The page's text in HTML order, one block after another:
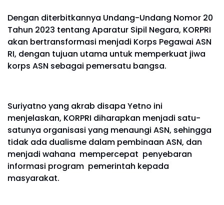
Dengan diterbitkannya Undang-Undang Nomor 20
Tahun 2023 tentang Aparatur Sipil Negara, KORPRI
akan bertransformasi menjadi Korps Pegawai ASN
RI, dengan tujuan utama untuk memperkuat jiwa
korps ASN sebagai pemersatu bangsa.
Suriyatno yang akrab disapa Yetno ini
menjelaskan, KORPRI diharapkan menjadi satu-
satunya organisasi yang menaungi ASN, sehingga
tidak ada dualisme dalam pembinaan ASN, dan
menjadi wahana mempercepat penyebaran
informasi program pemerintah kepada
masyarakat.